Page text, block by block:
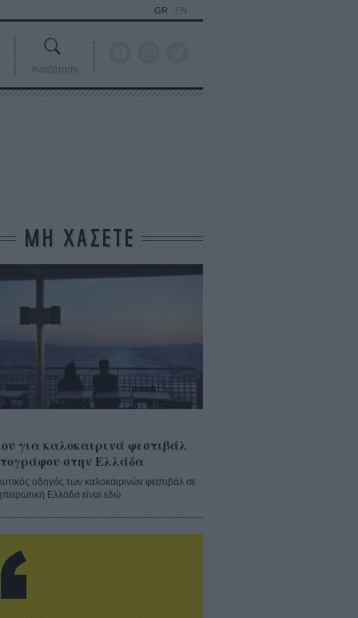
GR EN
Αναζήτηση
ΜΗ ΧΑΣΕΤΕ
για καλοκαιρινά φεστιβάλ
στην Ελλάδα
οδηγός των καλοκαιρινών φεστιβάλ σε
Ελλάδα είναι εδώ